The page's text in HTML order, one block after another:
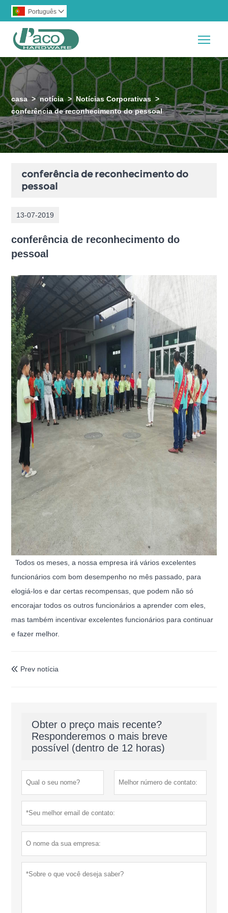
Português 
casa > notícia > Notícias Corporativas >
conferência de reconhecimento do pessoal
conferência de reconhecimento do
pessoal
13-07-2019
conferência de reconhecimento do
pessoal
Todos os meses, a nossa empresa irá vários excelentes
funcionários com bom desempenho no mês passado, para
elogiá-los e dar certas recompensas, que podem não só
encorajar todos os outros funcionários a aprender com eles,
mas também incentivar excelentes funcionários para continuar
e fazer melhor.
 Prev notícia
Obter o preço mais recente?
Responderemos o mais breve
possível (dentro de 12 horas)